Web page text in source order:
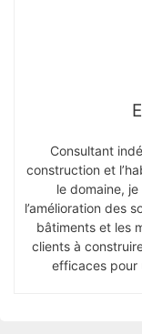
Consultant
construction et
le domaine,
l’amélioration des
bâtiments et les
clients à
efficaces pour